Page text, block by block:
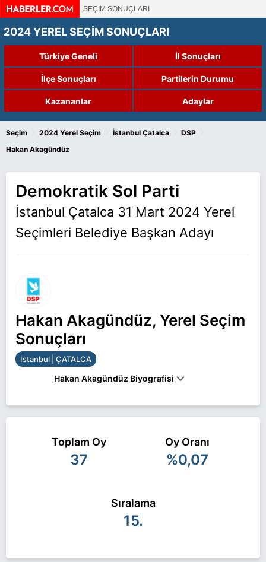
SEÇİM SONUÇLARI
2024 YEREL SEÇİM SONUÇLARI
Türkiye Geneli İl Sonuçları
İlçe Sonuçları Partilerin Durumu
Kazananlar Adaylar
Seçim 2024 Yerel Seçim İstanbul Çatalca DSP
Hakan Akagündüz
Demokratik Sol Parti
İstanbul Çatalca 31 Mart 2024 Yerel
Seçimleri Belediye Başkan Adayı
Hakan Akagündüz, Yerel Seçim
Sonuçları
İstanbul | ÇATALCA
Hakan Akagündüz Biyografisi
başkan adayı olarak DSP ile 31 Mart 2024 yerel
seçimlerinde yarışıyor. Hakan Akagündüz ile ilgili
daha fazla bilgi için
Hakan Akagündüz Haberleri
Toplam Oy
37
Oy Oranı
%0,07
Sıralama
15.